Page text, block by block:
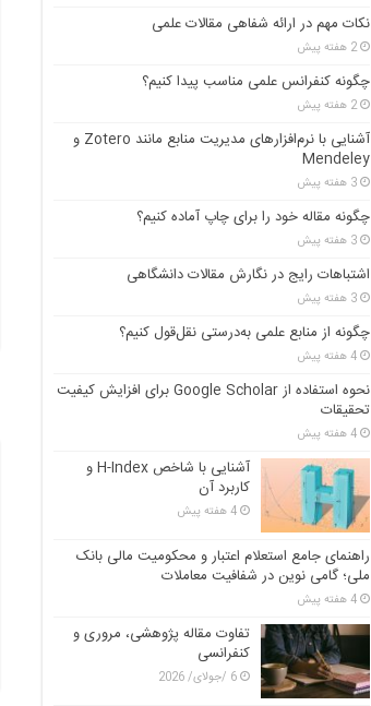
نکات مهم در ارائه شفاهی مقالات علمی
2 هفته پیش
چگونه کنفرانس علمی مناسب پیدا کنیم؟
2 هفته پیش
آشنایی با نرم‌افزارهای مدیریت منابع مانند Zotero و
Mendeley
3 هفته پیش
چگونه مقاله خود را برای چاپ آماده کنیم؟
3 هفته پیش
اشتباهات رایج در نگارش مقالات دانشگاهی
3 هفته پیش
چگونه از منابع علمی به‌درستی نقل‌قول کنیم؟
4 هفته پیش
نحوه استفاده از Google Scholar برای افزایش کیفیت
تحقیقات
4 هفته پیش
آشنایی با شاخص H-Index و
کاربرد آن
4 هفته پیش
راهنمای جامع استعلام اعتبار و محکومیت مالی بانک
ملی؛ گامی نوین در شفافیت معاملات
4 هفته پیش
تفاوت مقاله پژوهشی، مروری و
کنفرانسی
6 /جولای/ 2026